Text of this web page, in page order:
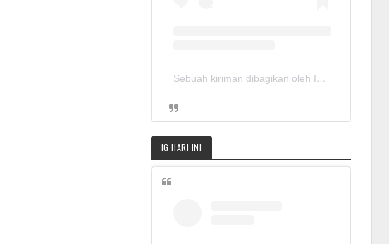
Sebuah kiriman dibagikan oleh Info Job Jepang(@slamet.sushibomber)
IG HARI INI